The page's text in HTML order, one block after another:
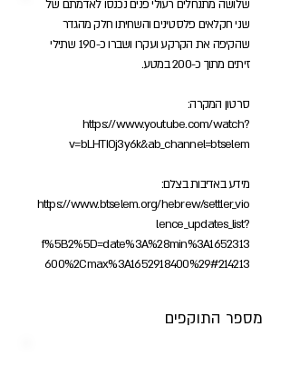
שלושה מתנחלים רעולי פנים נכנסו לאדמתם של
שני חקלאים פלסטינים והשחיתו חלק מהגדר
שהקיפה את הקרקע ועקרו ושברו כ-190 שתילי
זיתים מתוך כ-200 במטע.
סרטון המקרה:
https://www.youtube.com/watch?
v=bLHTIOj3y6k&ab_channel=btselem
מידע באדיבות בצלם:
https://www.btselem.org/hebrew/settler_vio
lence_updates_list?
f%5B2%5D=date%3A%28min%3A1652313
600%2Cmax%3A1652918400%29#214213
מספר התוקפים